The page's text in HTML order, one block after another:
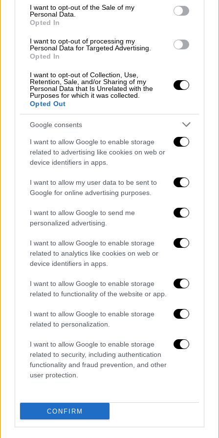
consent section.
I want to opt-out of the Sale of my
Personal Data.
Opted In
I want to opt-out of processing my
Personal Data for Targeted Advertising.
Opted In
I want to opt-out of Collection, Use,
Retention, Sale, and/or Sharing of my
Personal Data that Is Unrelated with the
Purposes for which it was collected.
Opted Out
Google consents
I want to allow Google to enable storage
related to advertising like cookies on web or
device identifiers in apps.
I want to allow my user data to be sent to
Google for online advertising purposes.
I want to allow Google to send me
personalized advertising.
I want to allow Google to enable storage
related to analytics like cookies on web or
device identifiers in apps.
I want to allow Google to enable storage
related to functionality of the website or app.
I want to allow Google to enable storage
related to personalization.
I want to allow Google to enable storage
related to security, including authentication
functionality and fraud prevention, and other
user protection.
CONFIRM
Lockdown τριών εβδομάδων
αναφέρουν ότι θα έχουμεlockdown τριών
εβδομάδων
τρίτης εβδομάδας η κυβέρνηση από κοινού
με τουςλοιμωξιολόγουςθα κάνει εκτίμηση
της κατάστασης και της πορείας
κορονοϊού
αναμένεται, όπως ισχύει και
Λύκεια
ο περιορισμός στις μετακινήσεις θα είναι
παρόμοιος με αυτό που ισχύει ήδη
Εφιαλτικά τα ημερήσια νούμερα
κρουσμάτων, διασωληνωμένων,
θανάτων
Οι αριθμοί που ανακοίνωσε ο
διασωληνωμένοι και 18 θάνατοι
Ανακοινώθηκε, δηλαδή,